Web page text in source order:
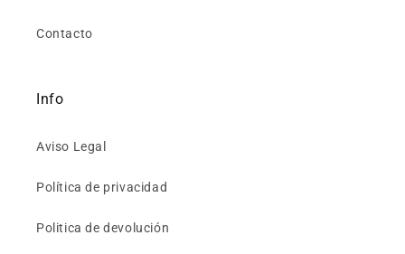
Contacto
Info
Aviso Legal
Política de privacidad
Politica de devolución